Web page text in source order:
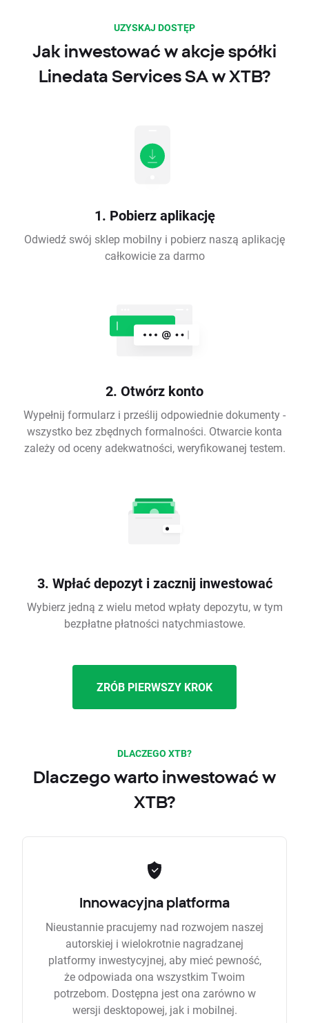
UZYSKAJ DOSTĘP
Jak inwestować w akcje spółki
Linedata Services SA w XTB?
1. Pobierz aplikację
Odwiedź swój sklep mobilny i pobierz naszą aplikację
całkowicie za darmo
2. Otwórz konto
Wypełnij formularz i prześlij odpowiednie dokumenty -
wszystko bez zbędnych formalności. Otwarcie konta
zależy od oceny adekwatności, weryfikowanej testem.
3. Wpłać depozyt i zacznij inwestować
Wybierz jedną z wielu metod wpłaty depozytu, w tym
bezpłatne płatności natychmiastowe.
ZRÓB PIERWSZY KROK
DLACZEGO XTB?
Dlaczego warto inwestować w
XTB?
Innowacyjna platforma
Nieustannie pracujemy nad rozwojem naszej
autorskiej i wielokrotnie nagradzanej
platformy inwestycyjnej, aby mieć pewność,
że odpowiada ona wszystkim Twoim
potrzebom. Dostępna jest ona zarówno w
wersji desktopowej, jak i mobilnej.